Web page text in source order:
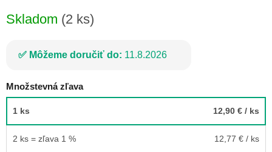
Skladom (2 ks)
Môžeme doručiť do: 11.8.2026
Množstevná zľava
1 ks 12,90 € / ks
2 ks = zľava 1 % 12,77 € / ks